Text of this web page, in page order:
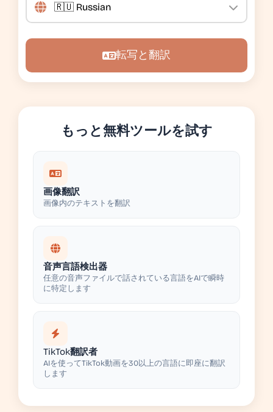
転写と翻訳
もっと無料ツールを試す
画像翻訳
画像内のテキストを翻訳
音声言語検出器
任意の音声ファイルで話されている言語をAIで瞬時
に特定します
TikTok翻訳者
AIを使ってTikTok動画を30以上の言語に即座に翻訳
します